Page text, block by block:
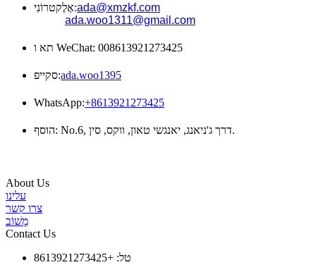
אֶלֶקטרוֹנִי:ada@xmzkf.com
ada.woo1311@gmail.com
תא ו WeChat: 008613921273425
סקייפ:ada.woo1395
WhatsApp:+8613921273425
הוסף: No.6, דרך ג'ניאנג, יאנגשי טאון, ווקס, סין.
About Us
עלינו
צרו קשר
מָשׁוֹב
Contact Us
טל: +8613921273425